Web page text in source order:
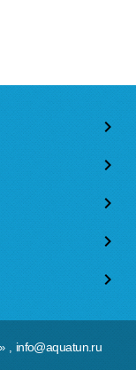
keyboard_arrow_right
keyboard_arrow_right
keyboard_arrow_right
keyboard_arrow_right
keyboard_arrow_right
, info@aquatun.ru